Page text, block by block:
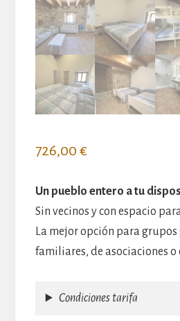
726,00 €
Un pueblo entero a tu
Sin vecinos y con espacio
La mejor opción para
familiares, de asociaciones o
Condiciones tarifa